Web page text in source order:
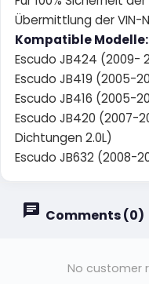
Übermittlung der VIN-
Kompatible Modelle:
Escudo JB424 (2009-
Escudo JB419 (2005-
Escudo JB416 (2005-
Escudo JB420 (2007-
Dichtungen 2.0L)
Escudo JB632 (2008-
Comments (0)
No customer